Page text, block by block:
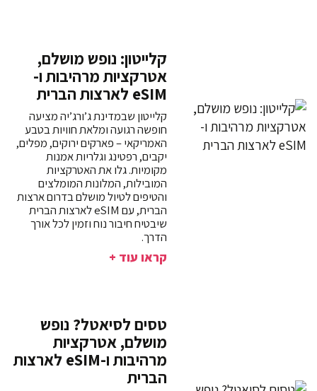
קלייטון: נופש מושלם,
אטרקציות מרהיבות ו-
eSIM לארצות הברית
קלייטון שבמדינת ג’ורג’יה מציעה
חופשה רגועה ומלאת חוויות בטבע
האמריקאי – פארקים ירוקים, מפלים,
יקבים, רפטינג וגלריות אמנות
מקומיות. גלו את האטרקציות
המובילות, המלונות המומלצים
והטיפים לטיול מושלם בדרום ארצות
הברית, עם eSIM לארצות הברית
שיבטיח חיבור נוח וזמין לכל אורך
הדרך.
קראו עוד +
טסים לסיאטל? נופש
מושלם, אטרקציות
מרהיבות ו-eSIM לארצות
הברית